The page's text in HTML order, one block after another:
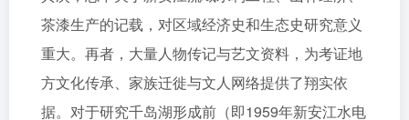
茶漆生产的记载，对区域经济史和生态史研究意义
重大。再者，大量人物传记与艺文资料，为考证地
方文化传承、家族迁徙与文人网络提供了翔实依
据。对于研究千岛湖形成前（即1959年新安江水电